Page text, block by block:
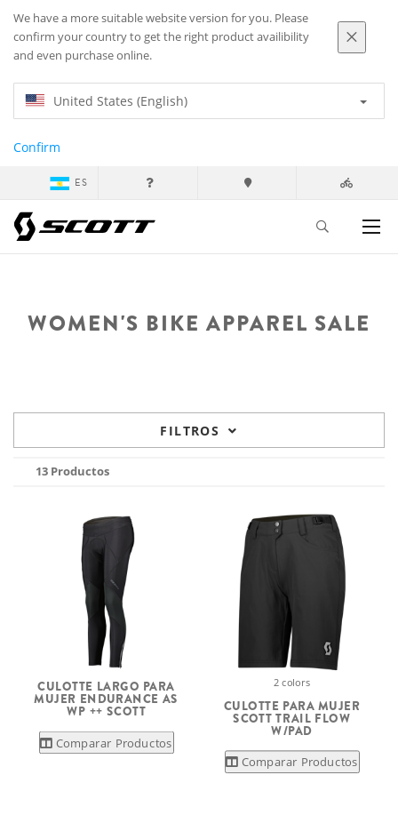
We have a more suitable website version for you. Please
confirm your country to get the right product availibility
and even purchase online.
United States (English)
Confirm
ES
WOMEN'S BIKE APPAREL SALE
FILTROS
13 Productos
CULOTTE LARGO PARA
MUJER ENDURANCE AS
WP ++ SCOTT
Comparar Productos
2 colors
CULOTTE PARA MUJER
SCOTT TRAIL FLOW
W/PAD
Comparar Productos